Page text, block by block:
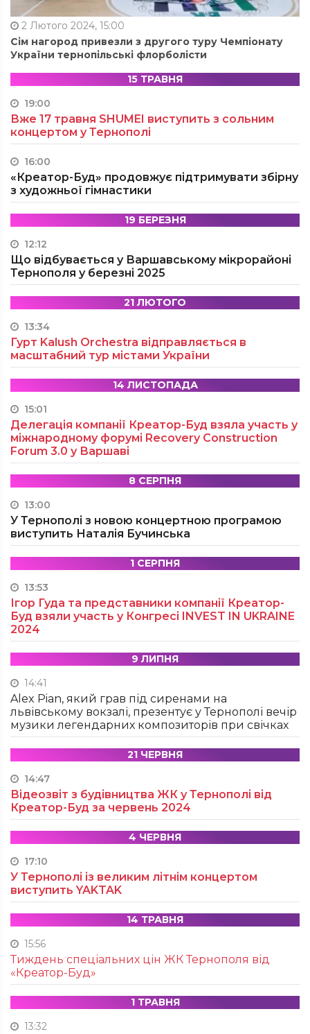
2 Лютого 2024, 15:00
Сім нагород привезли з другого туру Чемпіонату
України тернопільські флорболісти
15 ТРАВНЯ
19:00
Вже 17 травня SHUMEI виступить з сольним
концертом у Тернополі
16:00
«Креатор-Буд» продовжує підтримувати збірну
з художньої гімнастики
19 БЕРЕЗНЯ
12:12
Що відбувається у Варшавському мікрорайоні
Тернополя у березні 2025
21 ЛЮТОГО
13:34
Гурт Kalush Orchestra відправляється в
масштабний тур містами України
14 ЛИСТОПАДА
15:01
Делегація компанії Креатор-Буд взяла участь у
міжнародному форумі Recovery Construction
Forum 3.0 у Варшаві
8 СЕРПНЯ
13:00
У Тернополі з новою концертною програмою
виступить Наталія Бучинська
1 СЕРПНЯ
13:53
Ігор Гуда та представники компанії Креатор-
Буд взяли участь у Конгресі INVEST IN UKRAINE
2024
9 ЛИПНЯ
14:41
Alex Pian, який грав під сиренами на
львівському вокзалі, презентує у Тернополі вечір
музики легендарних композиторів при свічках
21 ЧЕРВНЯ
14:47
Відеозвіт з будівництва ЖК у Тернополі від
Креатор-Буд за червень 2024
4 ЧЕРВНЯ
17:10
У Тернополі із великим літнім концертом
виступить YAKTAK
14 ТРАВНЯ
15:56
Тиждень спеціальних цін ЖК Тернополя від
«Креатор-Буд»
1 ТРАВНЯ
13:32